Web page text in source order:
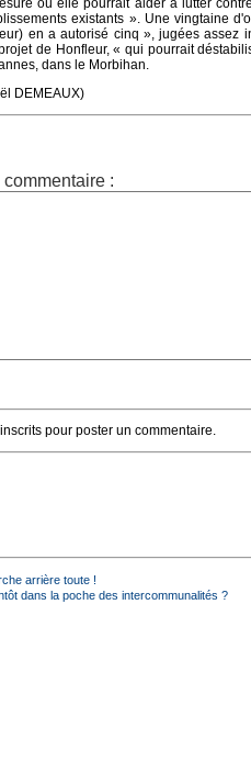
où elle pourrait aider à lutter
existants ». Une vingtaine
en a autorisé cinq », jugées assez
de Honfleur, « qui pourrait
dans le Morbihan.
DEMEAUX)
:
pour poster un commentaire.
arrière toute !
dans la poche des intercommunalités ?